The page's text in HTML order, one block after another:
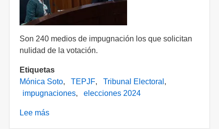
Son 240 medios de impugnación los que solicitan
nulidad de la votación.
Etiquetas
Mónica Soto
TEPJF
Tribunal Electoral
impugnaciones
elecciones 2024
Lee más